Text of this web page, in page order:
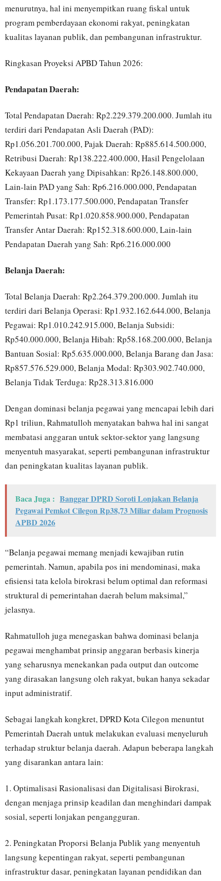
menurutnya, hal ini menyempitkan ruang fiskal untuk
program pemberdayaan ekonomi rakyat, peningkatan
kualitas layanan publik, dan pembangunan infrastruktur.
Ringkasan Proyeksi APBD Tahun 2026:
Pendapatan Daerah:
Total Pendapatan Daerah: Rp2.229.379.200.000. Jumlah itu
terdiri dari Pendapatan Asli Daerah (PAD):
Rp1.056.201.700.000, Pajak Daerah: Rp885.614.500.000,
Retribusi Daerah: Rp138.222.400.000, Hasil Pengelolaan
Kekayaan Daerah yang Dipisahkan: Rp26.148.800.000,
Lain-lain PAD yang Sah: Rp6.216.000.000, Pendapatan
Transfer: Rp1.173.177.500.000, Pendapatan Transfer
Pemerintah Pusat: Rp1.020.858.900.000, Pendapatan
Transfer Antar Daerah: Rp152.318.600.000, Lain-lain
Pendapatan Daerah yang Sah: Rp6.216.000.000
Belanja Daerah:
Total Belanja Daerah: Rp2.264.379.200.000. Jumlah itu
terdiri dari Belanja Operasi: Rp1.932.162.644.000, Belanja
Pegawai: Rp1.010.242.915.000, Belanja Subsidi:
Rp540.000.000, Belanja Hibah: Rp58.168.200.000, Belanja
Bantuan Sosial: Rp5.635.000.000, Belanja Barang dan Jasa:
Rp857.576.529.000, Belanja Modal: Rp303.902.740.000,
Belanja Tidak Terduga: Rp28.313.816.000
Dengan dominasi belanja pegawai yang mencapai lebih dari
Rp1 triliun, Rahmatulloh menyatakan bahwa hal ini sangat
membatasi anggaran untuk sektor-sektor yang langsung
menyentuh masyarakat, seperti pembangunan infrastruktur
dan peningkatan kualitas layanan publik.
Baca Juga : Banggar DPRD Soroti Lonjakan Belanja
Pegawai Pemkot Cilegon Rp38,73 Miliar dalam Prognosis
APBD 2026
“Belanja pegawai memang menjadi kewajiban rutin
pemerintah. Namun, apabila pos ini mendominasi, maka
efisiensi tata kelola birokrasi belum optimal dan reformasi
struktural di pemerintahan daerah belum maksimal,”
jelasnya.
Rahmatulloh juga menegaskan bahwa dominasi belanja
pegawai menghambat prinsip anggaran berbasis kinerja
yang seharusnya menekankan pada output dan outcome
yang dirasakan langsung oleh rakyat, bukan hanya sekadar
input administratif.
Sebagai langkah kongkret, DPRD Kota Cilegon menuntut
Pemerintah Daerah untuk melakukan evaluasi menyeluruh
terhadap struktur belanja daerah. Adapun beberapa langkah
yang disarankan antara lain:
1. Optimalisasi Rasionalisasi dan Digitalisasi Birokrasi,
dengan menjaga prinsip keadilan dan menghindari dampak
sosial, seperti lonjakan pengangguran.
2. Peningkatan Proporsi Belanja Publik yang menyentuh
langsung kepentingan rakyat, seperti pembangunan
infrastruktur dasar, peningkatan layanan pendidikan dan